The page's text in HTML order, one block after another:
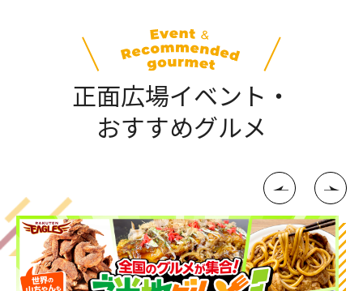
正面広場イベント・
おすすめグルメ